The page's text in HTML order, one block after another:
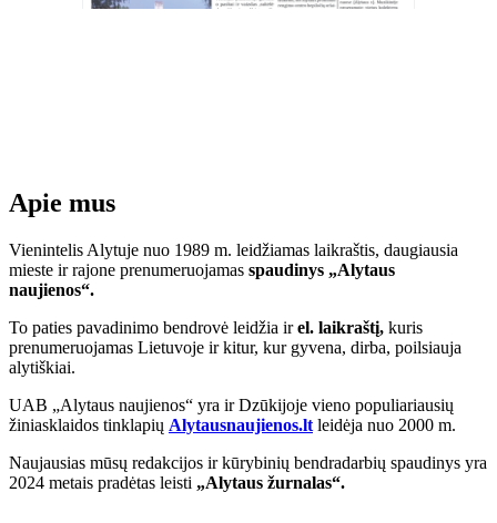
Apie mus
Vienintelis Alytuje nuo 1989 m. leidžiamas laikraštis, daugiausia
mieste ir rajone prenumeruojamas spaudinys „Alytaus
naujienos“.
To paties pavadinimo bendrovė leidžia irel. laikraštį, kuris
prenumeruojamas Lietuvoje ir kitur, kur gyvena, dirba, poilsiauja
alytiškiai.
UAB „Alytaus naujienos“ yra ir Dzūkijoje vieno populiariausių
žiniasklaidos tinklapių Alytausnaujienos.lt leidėja nuo 2000 m.
Naujausias mūsų redakcijos ir kūrybinių bendradarbių spaudinys yra
2024 metais pradėtas leisti „Alytaus žurnalas“.